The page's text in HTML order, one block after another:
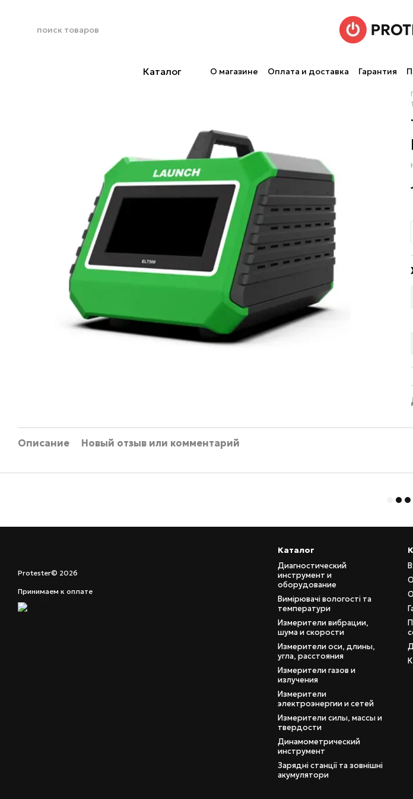
Каталог О магазине Оплата и доставка Гарантия
Описание Новый отзыв или комментарий
Protester© 2026
Принимаем к оплате
Каталог
Диагностический
инструмент и
оборудование
Вимірювачі вологості та
температури
Измерители вибрации,
шума и скорости
Измерители оси, длины,
угла, расстояния
Измерители газов и
излучения
Измерители
электроэнергии и сетей
Измерители силы, массы и
твердости
Динамометрический
инструмент
Зарядні станції та зовнішні
акумулятори